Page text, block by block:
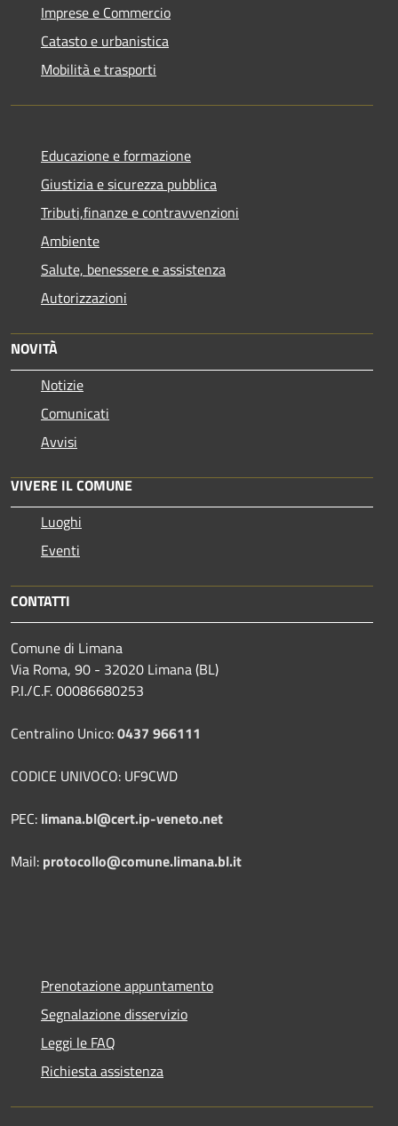
Imprese e Commercio
Catasto e urbanistica
Mobilità e trasporti
Educazione e formazione
Giustizia e sicurezza pubblica
Tributi,finanze e contravvenzioni
Ambiente
Salute, benessere e assistenza
Autorizzazioni
NOVITÀ
Notizie
Comunicati
Avvisi
VIVERE IL COMUNE
Luoghi
Eventi
CONTATTI
Comune di Limana
Via Roma, 90 - 32020 Limana (BL)
P.I./C.F. 00086680253
Centralino Unico:0437 966111
CODICE UNIVOCO: UF9CWD
PEC: limana.bl@cert.ip-veneto.net
Mail: protocollo@comune.limana.bl.it
Prenotazione appuntamento
Segnalazione disservizio
Leggi le FAQ
Richiesta assistenza